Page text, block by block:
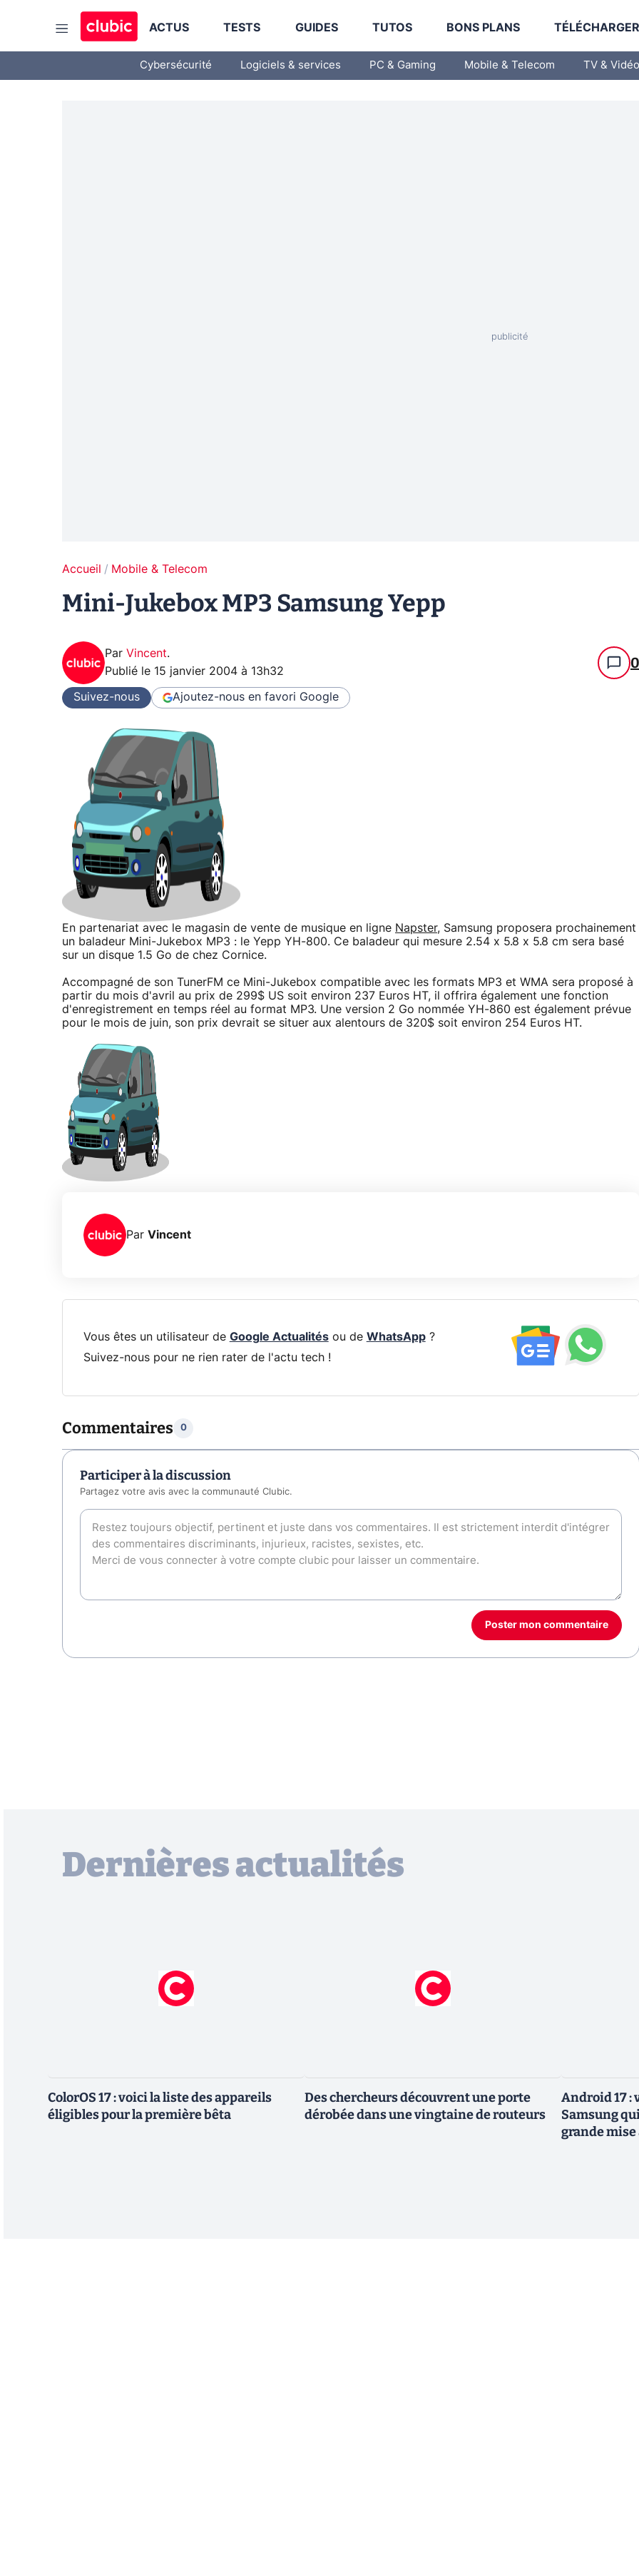
ACTUS TESTS GUIDES TUTOS BONS PLANS
Cybersécurité Logiciels & services PC & Gaming Mobile & Telecom TV & Vidéo
Accueil Mobile & Telecom
Mini-Jukebox MP3 Samsung Yepp
Par Vincent.
Publié le 15 janvier 2004 à 13h32 0
Suivez-nous Ajoutez-nous en favori Google
En partenariat avec le magasin de vente de musique en ligne Napster, Samsung proposera prochainement
un baladeur Mini-Jukebox MP3 : le Yepp YH-800. Ce baladeur qui mesure 2.54 x 5.8 x 5.8 cm sera basé
sur un disque 1.5 Go de chez Cornice.
Accompagné de son TunerFM ce Mini-Jukebox compatible avec les formats MP3 et WMA sera proposé à
partir du mois d'avril au prix de 299$ US soit environ 237 Euros HT, il offrira également une fonction
d'enregistrement en temps réel au format MP3. Une version 2 Go nommée YH-860 est également prévue
pour le mois de juin, son prix devrait se situer aux alentours de 320$ soit environ 254 Euros HT.
Par Vincent
Vous êtes un utilisateur de Google Actualitésou de WhatsApp?
Suivez-nous pour ne rien rater de l'actu tech !
Commentaires 0
Participer à la discussion
Partagez votre avis avec la communauté Clubic.
Poster mon commentaire
Dernières actualités
ColorOS 17 : voici la liste des appareils
éligibles pour la première bêta
Des chercheurs découvrent une porte
dérobée dans une vingtaine de routeurs
Android 17 :
Samsung
grande mise